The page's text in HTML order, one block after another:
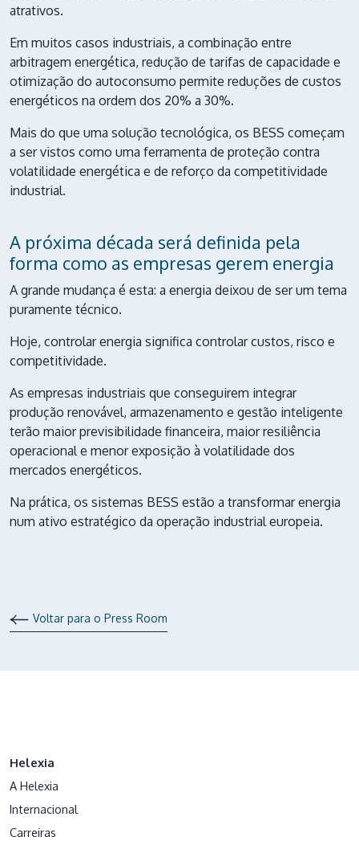
atrativos.
Em muitos casos industriais, a combinação entre
arbitragem energética, redução de tarifas de capacidade e
otimização do autoconsumo permite reduções de custos
energéticos na ordem dos 20% a 30%.
Mais do que uma solução tecnológica, os BESS começam
a ser vistos como uma ferramenta de proteção contra
volatilidade energética e de reforço da competitividade
industrial.
A próxima década será definida pela
forma como as empresas gerem energia
A grande mudança é esta: a energia deixou de ser um tema
puramente técnico.
Hoje, controlar energia significa controlar custos, risco e
competitividade.
As empresas industriais que conseguirem integrar
produção renovável, armazenamento e gestão inteligente
terão maior previsibilidade financeira, maior resiliência
operacional e menor exposição à volatilidade dos
mercados energéticos.
Na prática, os sistemas BESS estão a transformar energia
num ativo estratégico da operação industrial europeia.
Voltar para o Press Room
Helexia
A Helexia
Internacional
Carreiras